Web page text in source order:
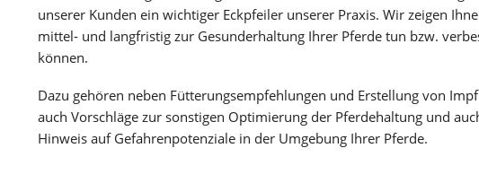
unserer Kunden ein wichtiger Eckpfeiler unserer Praxis. Wir zeigen
mittel- und langfristig zur Gesunderhaltung Ihrer Pferde tun bzw.
können.
Dazu gehören neben Fütterungsempfehlungen und Erstellung von
auch Vorschläge zur sonstigen Optimierung der Pferdehaltung und
Hinweis auf Gefahrenpotenziale in der Umgebung Ihrer Pferde.